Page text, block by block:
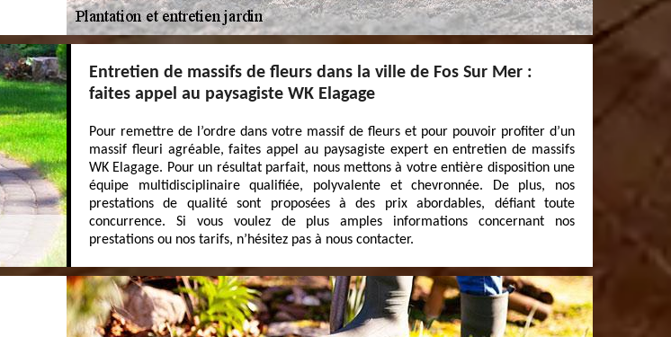
Entretien de massifs de fleurs dans la ville de Fos Sur Mer :
faites appel au paysagiste WK Elagage
Pour remettre de l’ordre dans votre massif de fleurs et pour pouvoir profiter d’un
massif fleuri agréable, faites appel au paysagiste expert en entretien de massifs
WK Elagage. Pour un résultat parfait, nous mettons à votre entière disposition une
équipe multidisciplinaire qualifiée, polyvalente et chevronnée. De plus, nos
prestations de qualité sont proposées à des prix abordables, défiant toute
concurrence. Si vous voulez de plus amples informations concernant nos
prestations ou nos tarifs, n’hésitez pas à nous contacter.